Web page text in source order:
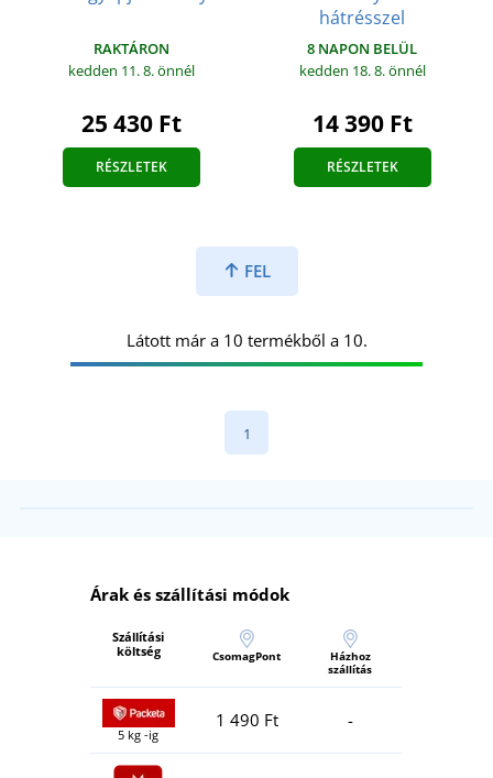
RAKTÁRON
kedden 11. 8.önnél
25 430 Ft
RÉSZLETEK
hátrésszel
8 NAPON BELÜL
kedden 18. 8.önnél
14 390 Ft
RÉSZLETEK
FEL
Látott már a 10 termékből a 10.
1
Árak és szállítási módok
Szállítási
költség
CsomagPont
Házhoz
szállítás
5 kg -ig
1 490 Ft -